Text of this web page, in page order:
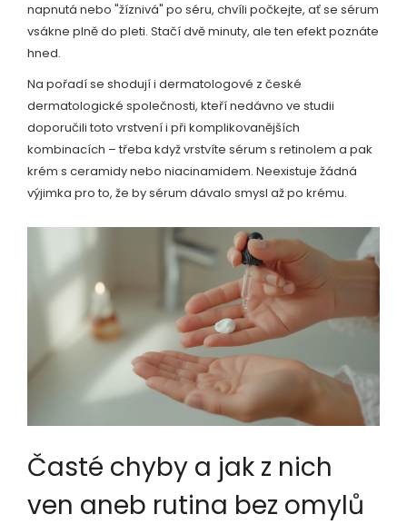
napnutá nebo "žíznivá" po séru, chvíli počkejte, ať se sérum
vsákne plně do pleti. Stačí dvě minuty, ale ten efekt poznáte
hned.
Na pořadí se shodují i dermatologové z české
dermatologické společnosti, kteří nedávno ve studii
doporučili toto vrstvení i při komplikovanějších
kombinacích – třeba když vrstvíte sérum s retinolem a pak
krém s ceramidy nebo niacinamidem. Neexistuje žádná
výjimka pro to, že by sérum dávalo smysl až po krému.
Časté chyby a jak z nich
ven aneb rutina bez omylů